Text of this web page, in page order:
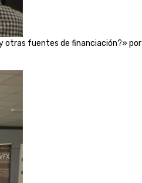
otras fuentes de financiación?» por